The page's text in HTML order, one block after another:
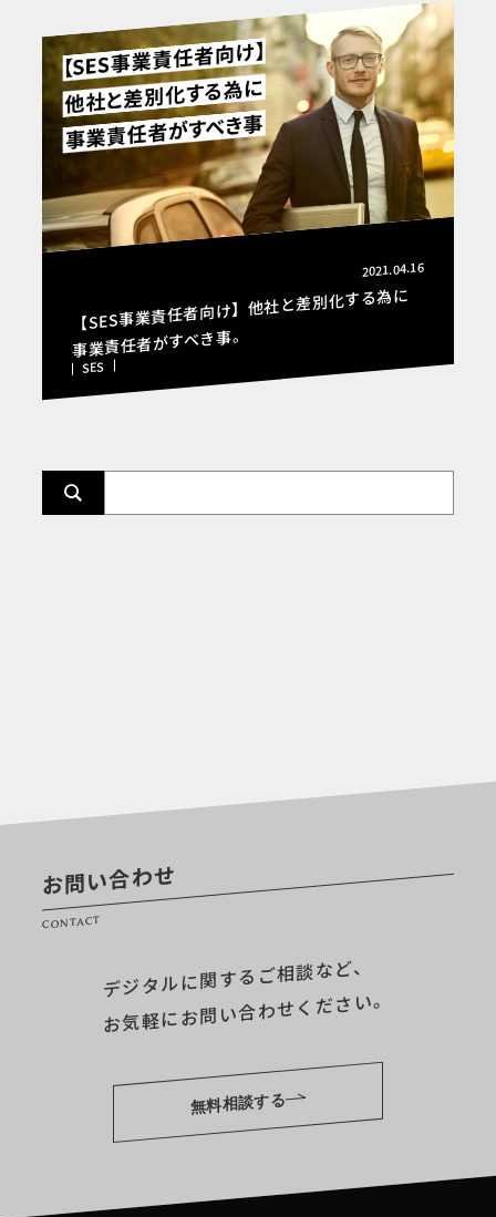
2021.04.16
【SES事業責任者向け】他社と差別化する為に
事業責任者がすべき事。
SES
お問い合わせ
CONTACT
デジタルに関するご相談など、
お気軽にお問い合わせください。
無料相談する